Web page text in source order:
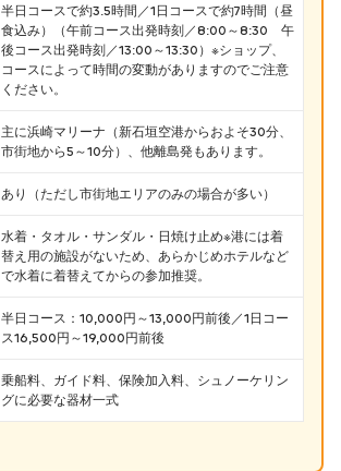
半日コースで約3.5時間／1日コースで約7時間（昼
食込み）（午前コース出発時刻／8:00～8:30 午
後コース出発時刻／13:00～13:30）※ショップ、
コースによって時間の変動がありますのでご注意
ください。
主に浜崎マリーナ（新石垣空港からおよそ30分、
市街地から5～10分）、他離島発もあります。
あり（ただし市街地エリアのみの場合が多い）
水着・タオル・サンダル・日焼け止め※港には着
替え用の施設がないため、あらかじめホテルなど
で水着に着替えてからの参加推奨。
半日コース：10,000円～13,000円前後／1日コー
ス16,500円～19,000円前後
乗船料、ガイド料、保険加入料、シュノーケリン
グに必要な器材一式